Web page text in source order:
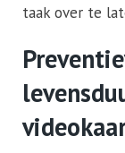
taak over te